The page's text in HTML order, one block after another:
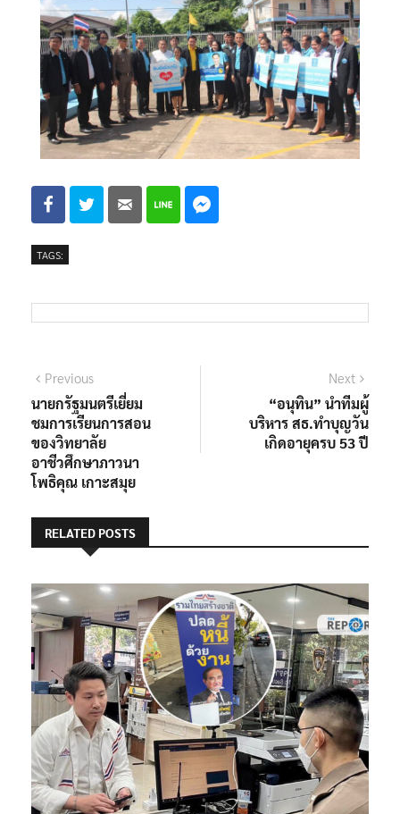
TAGS:
Previous
นายกรัฐมนตรีเยี่ยม
ชมการเรียนการสอน
ของวิทยาลัย
อาชีวศึกษาภาวนา
โพธิคุณ เกาะสมุย
Next
“อนุทิน” นำทีมผู้
บริหาร สธ.ทำบุญวัน
เกิดอายุครบ 53 ปี
RELATED POSTS